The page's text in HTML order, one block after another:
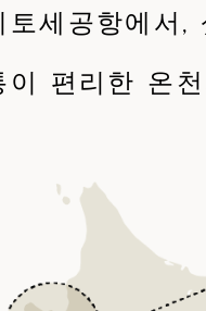
토세공항에서,
이 편리한 온